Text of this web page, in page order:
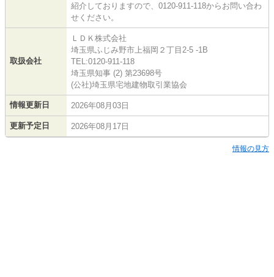
紹介しておりますので、0120-911-118からお問い合わ
せください。
取扱会社
ＬＤＫ株式会社
埼玉県ふじみ野市上福岡２丁目2-5 -1B
TEL:0120-911-118
埼玉県知事 (2) 第23698号
(公社)埼玉県宅地建物取引業協会
情報更新日 2026年08月03日
更新予定日 2026年08月17日
情報の見方